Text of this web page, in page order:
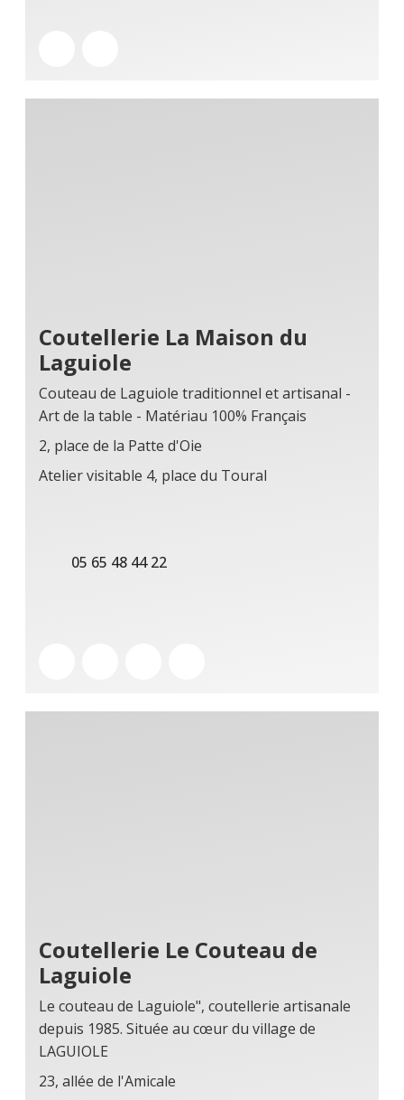
Coutellerie La Maison du
Laguiole
Couteau de Laguiole traditionnel et artisanal -
Art de la table - Matériau 100% Français
2, place de la Patte d'Oie
Atelier visitable 4, place du Toural
05 65 48 44 22
Coutellerie Le Couteau de
Laguiole
Le couteau de Laguiole", coutellerie artisanale
depuis 1985. Située au cœur du village de
LAGUIOLE
23, allée de l'Amicale